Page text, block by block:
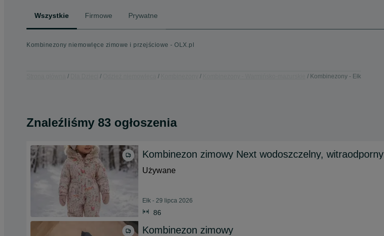
Wszystkie Firmowe Prywatne
Kombinezony niemowlęce zimowe i przejściowe - OLX.pl
Kombinezony - Ełk
Znaleźliśmy 83 ogłoszenia
Kombinezon zimowy Next wodoszczelny, witraodporny
Używane
Ełk - 29 lipca 2026
86
Kombinezon zimowy